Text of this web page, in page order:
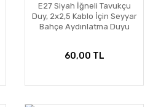
E27 Siyah İğneli Tavukçu
Duy, 2x2,5 Kablo İçin Seyyar
Bahçe Aydınlatma Duyu
60,00 TL